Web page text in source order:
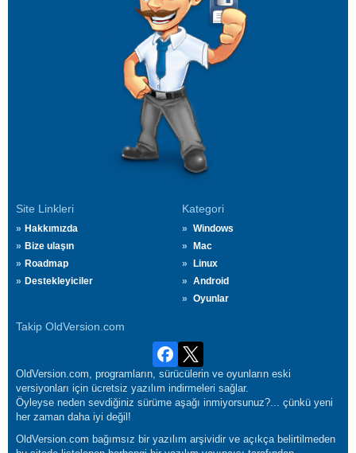
Site Linkleri
Hakkımızda
Bize ulaşın
Roadmap
Destekleyiciler
Kategori
Windows
Mac
Linux
Android
Oyunlar
Takip OldVersion.com
OldVersion.com, programların, sürücülerin ve oyunların eski
versiyonları için ücretsiz yazılım indirmeleri sağlar.
Öyleyse neden sevdiğiniz sürüme aşağı inmiyorsunuz?... çünkü yeni
her zaman daha iyi değil!
OldVersion.com bağımsız bir yazılım arşividir ve açıkça belirtilmeden